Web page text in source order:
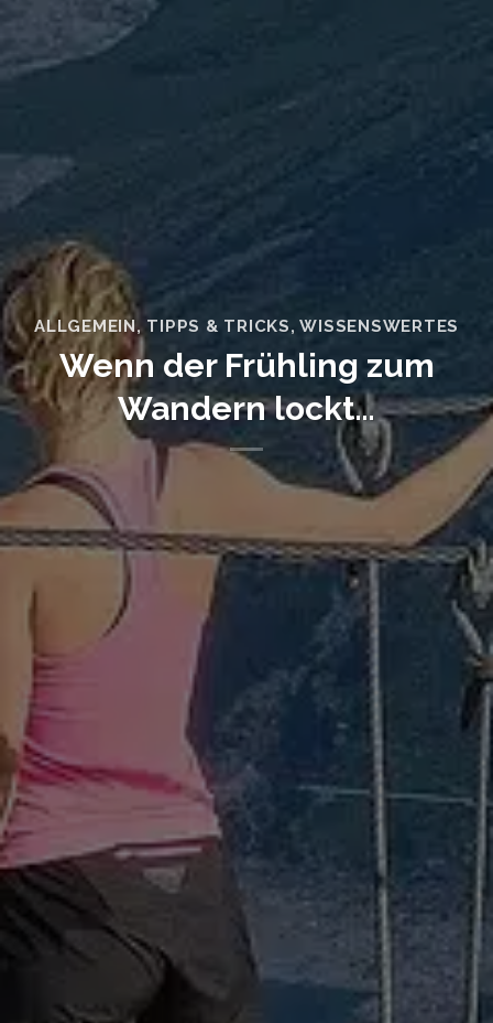
ALLGEMEIN, TIPPS & TRICKS,WISSENSWERTES
Wenn der Frühling zum
Wandern lockt…